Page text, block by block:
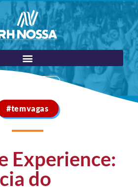
#temvagas
Experience:
do